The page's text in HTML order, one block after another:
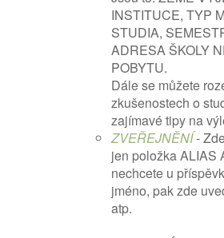
INSTITUCE, TYP
STUDIA,
ADRESA ŠKOLY
POBYTU.
Dále se můžete
zkušenostech o
zajímavé tipy na
ZVEŘEJNĚNÍ-
jen položka ALIAS
nechcete u
jméno, pak zde
atp.